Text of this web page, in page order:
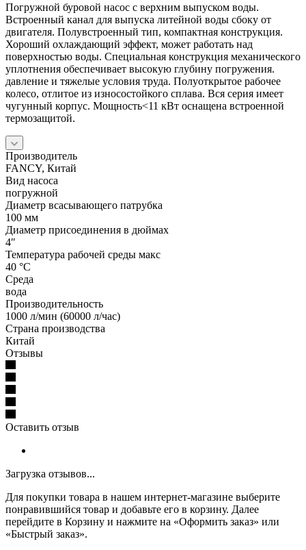
Погружной буровой насос с верхним выпуском воды.
Встроенный канал для выпуска литейной воды сбоку от
двигателя. Полувстроенный тип, компактная конструкция.
Хороший охлаждающий эффект, может работать над
поверхностью воды. Специальная конструкция механического
уплотнения обеспечивает высокую глубину погружения.
давление и тяжелые условия труда. Полуоткрытое рабочее
колесо, отлитое из износостойкого сплава. Вся серия имеет
чугунный корпус. Мощность<11 кВт оснащена встроенной
термозащитой.
Производитель
FANCY, Китай
Вид насоса
погружной
Диаметр всасывающего патрубка
100 мм
Диаметр присоединения в дюймах
4″
Температура рабочей среды макс
40 °С
Среда
вода
Производительность
1000 л/мин (60000 л/час)
Страна производства
Китай
Отзывы
Оставить отзыв
Загрузка отзывов...
Для покупки товара в нашем интернет-магазине выберите
понравившийся товар и добавьте его в корзину. Далее
перейдите в Корзину и нажмите на «Оформить заказ» или
«Быстрый заказ».